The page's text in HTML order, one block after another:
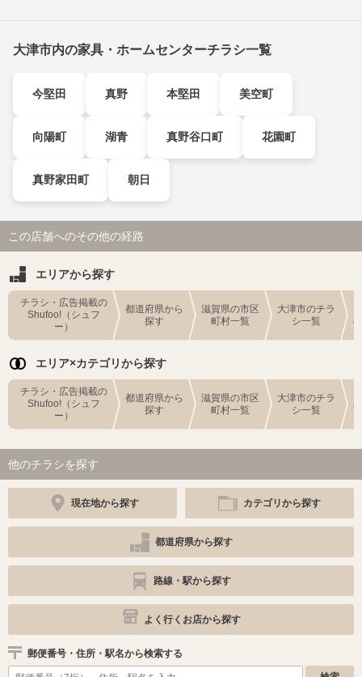
大津市内の家具・ホームセンターチラシ一覧
今堅田 真野 本堅田 美空町
向陽町 湖青 真野谷口町 花園町
真野家田町 朝日
この店舗へのその他の経路
エリアから探す
チラシ・広告掲載の
Shufoo!（シュフ
ー）
都道府県から
探す
滋賀県の市区
町村一覧
大津市のチラ
シ一覧
エリア×カテゴリから探す
チラシ・広告掲載の
Shufoo!（シュフ
ー）
都道府県から
探す
滋賀県の市区
町村一覧
大津市のチラ
シ一覧
他のチラシを探す
現在地から探す カテゴリから探す
都道府県から探す
路線・駅から探す
よく行くお店から探す
郵便番号・住所・駅名から検索する